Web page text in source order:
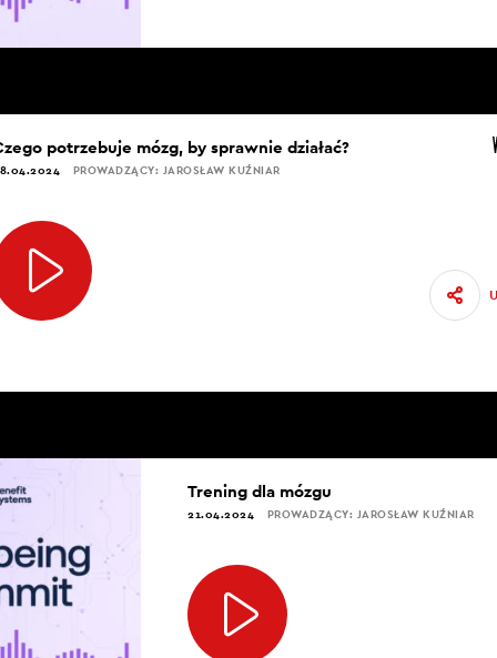
potrzebuje mózg, by sprawnie działać?
PROWADZĄCY: JAROSŁAW KUŹNIAR
Trening dla mózgu
21.04.2024 PROWADZĄCY: JAROSŁAW KUŹNIAR